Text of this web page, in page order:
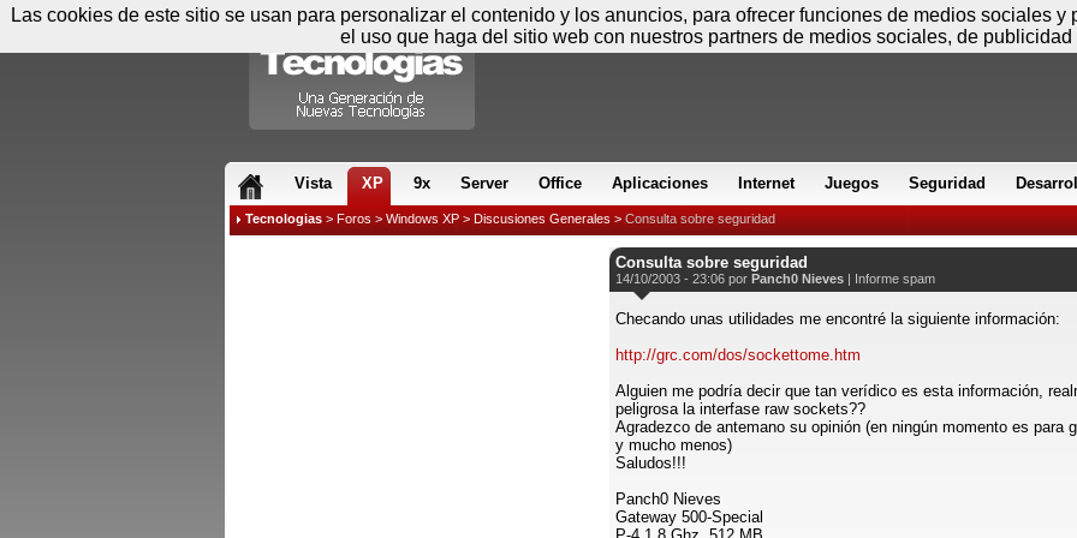
Vista XP 9x Server Office Aplicaciones Internet Juegos Seguridad
Tecnologias > Foros > Windows XP > Discusiones Generales > Consulta sobre seguridad
Consulta sobre seguridad
14/10/2003 - 23:06 por Panch0 Nieves | Informe spam
Checando unas utilidades me encontré la siguiente información:
http://grc.com/dos/sockettome.htm
Alguien me podría decir que tan verídico es esta información,
peligrosa la interfase raw sockets??
Agradezco de antemano su opinión (en ningún momento es para
y mucho menos)
Saludos!!!
Panch0 Nieves
Gateway 500-Special
Las cookies de este sitio se usan para personalizar el contenido y los anuncios, para ofrecer funciones de medios sociales
el uso que haga del sitio web con nuestros partners de medios sociales, de